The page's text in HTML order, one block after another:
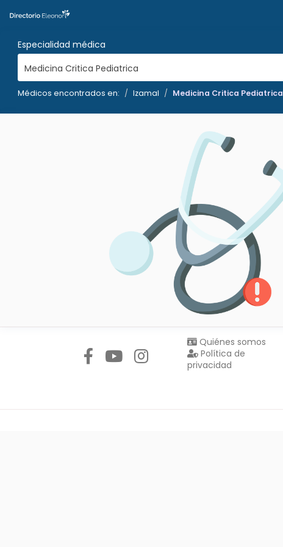
Especialidad médica
Medicina Critica Pediatrica
Médicos encontrados en: Izamal Medicina Critica Pediatrica
Quiénes somos
Política de
privacidad